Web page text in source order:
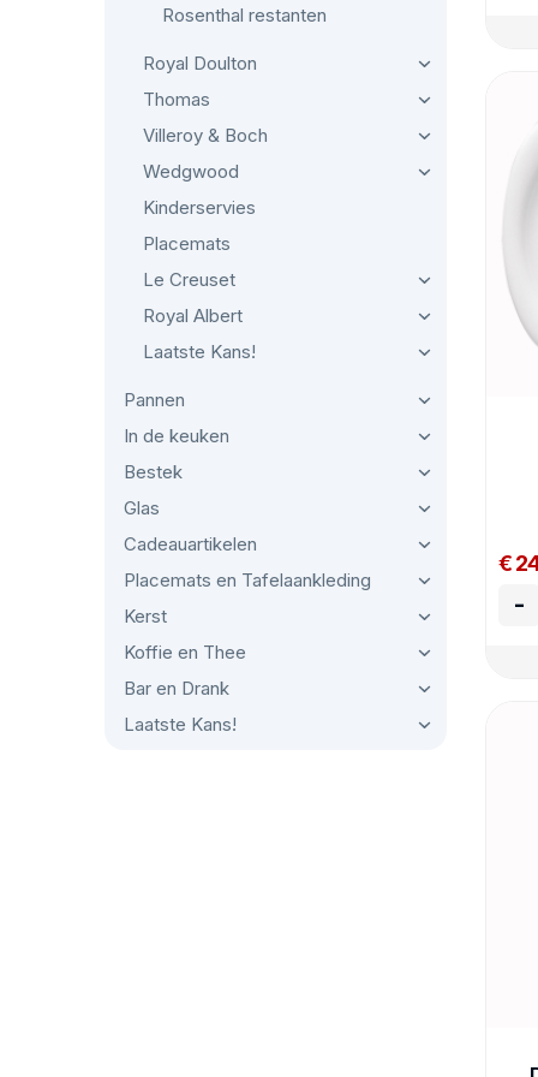
Rosenthal restanten
Royal Doulton
Thomas
Villeroy & Boch
Wedgwood
Kinderservies
Placemats
Le Creuset
Royal Albert
Laatste Kans!
Pannen
In de keuken
Bestek
Glas
Cadeauartikelen
Placemats en Tafelaankleding
Kerst
Koffie en Thee
Bar en Drank
Laatste Kans!
€
-